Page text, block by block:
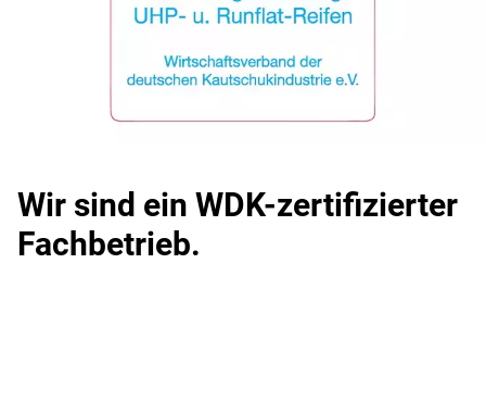
Wir sind ein WDK-zertifizierter
Fachbetrieb.